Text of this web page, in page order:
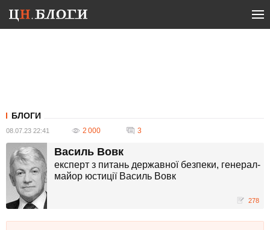
БЛОГИ
08.07.23 22:41 2 000 3
Василь Вовк
експерт з питань державної безпеки, генерал-
майор юстиції Василь Вовк
278